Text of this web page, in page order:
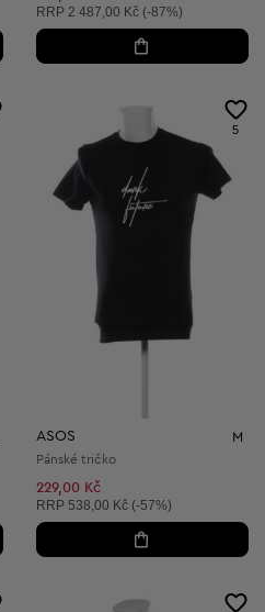
Doporučená cena:
RRP 2 487,00 Kč (-87%)
5
ASOS M
Pánské tričko
229,00 Kč
Doporučená cena:
RRP 538,00 Kč (-57%)